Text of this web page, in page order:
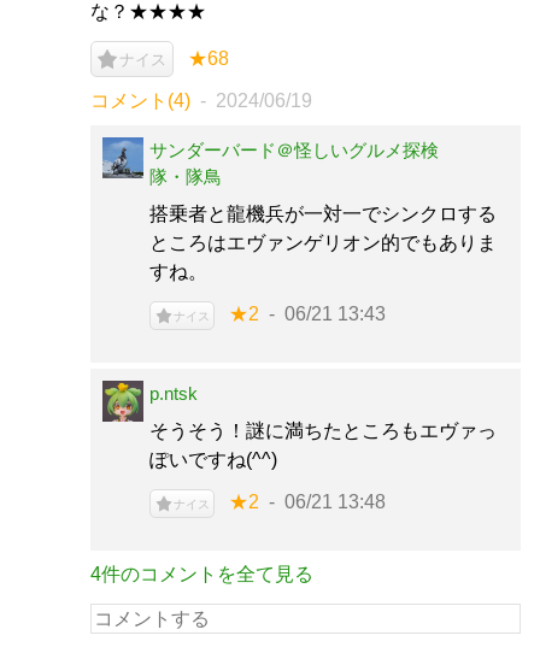
な？★★★★
ナイス ★68
コメント(4) 2024/06/19
サンダーバード＠怪しいグルメ探検
隊・隊鳥
搭乗者と龍機兵が一対一でシンクロする
ところはエヴァンゲリオン的でもありま
すね。
ナイス ★2 06/21 13:43
p.ntsk
そうそう！謎に満ちたところもエヴァっ
ぽいですね(^^)
ナイス ★2 06/21 13:48
4件のコメントを全て見る